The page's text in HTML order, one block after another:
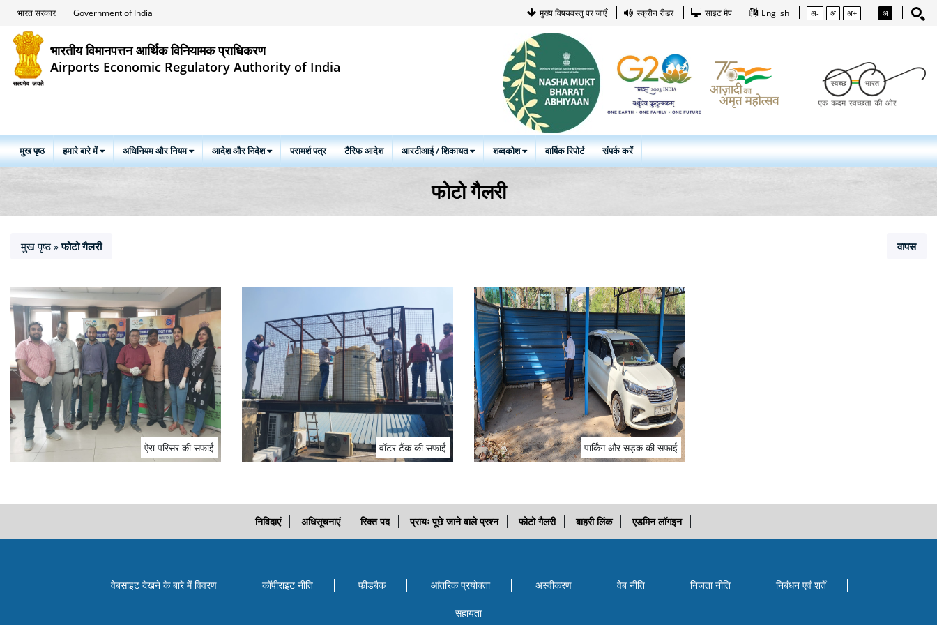
भारत सरकार Government of India मुख्य विषयवस्तु पर जाएँ स्क्रीन रीडर साइट मैप English अ- अ अ+ अ
भारतीय विमानपत्तन आर्थिक विनियामक प्राधिकरण
Airports Economic Regulatory Authority of India
मुख पृष्ठ हमारे बारे में अधिनियम और नियम आदेश और निदेश परामर्श पत्र टैरिफ आदेश आरटीआई / शिकायत शब्दकोश वार्षिक रिपोर्ट संपर्क करें
फोटो गैलरी
मुख पृष्ठ » फोटो गैलरी वापस
ऐरा परिसर की सफाई वॉटर टैंक की सफाई पार्किंग और सड़क की सफाई
निविदाएं अधिसूचनाएं रिक्त पद प्रायः पूछे जाने वाले प्रश्न फोटो गैलरी बाहरी लिंक एडमिन लॉगइन
वेबसाइट देखने के बारे में विवरण कॉपीराइट नीति फीडबैक आंतरिक प्रयोक्‍ता अस्वीकरण वेब नीति निजता नीति निबंधन एवं शर्तें
सहायता